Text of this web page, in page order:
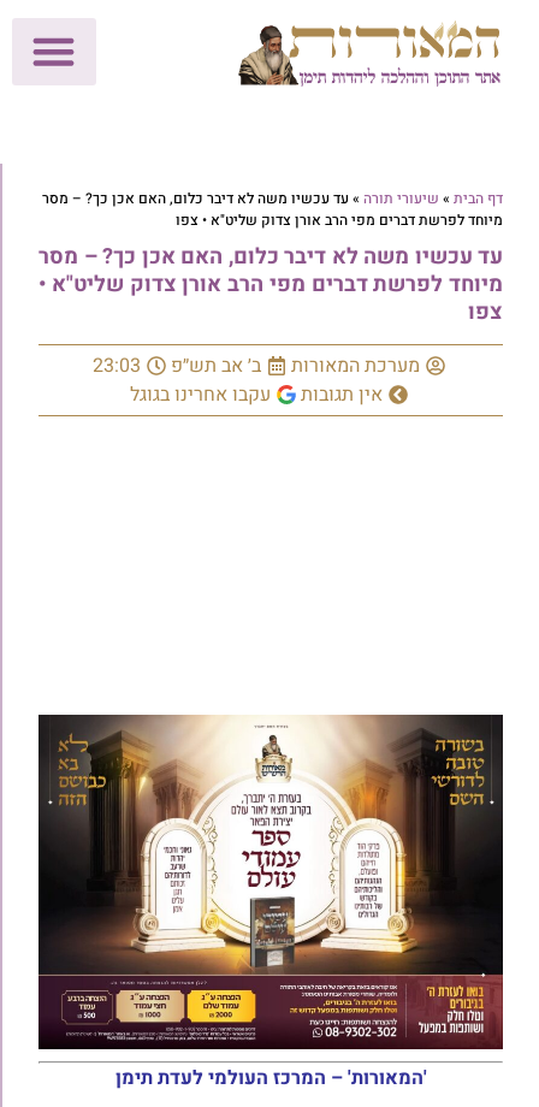
דף הבית » שיעורי תורה » עד עכשיו משה לא דיבר כלום, האם אכן כך? – מסר
מיוחד לפרשת דברים מפי הרב אורן צדוק שליט"א • צפו
עד עכשיו משה לא דיבר כלום, האם אכן כך? – מסר
מיוחד לפרשת דברים מפי הרב אורן צדוק שליט"א •
צפו
מערכת המאורות ב׳ אב תש״פ
23:03
אין תגובות
עקבו אחרינו בגוגל
'המאורות' – המרכז העולמי לעדת תימן